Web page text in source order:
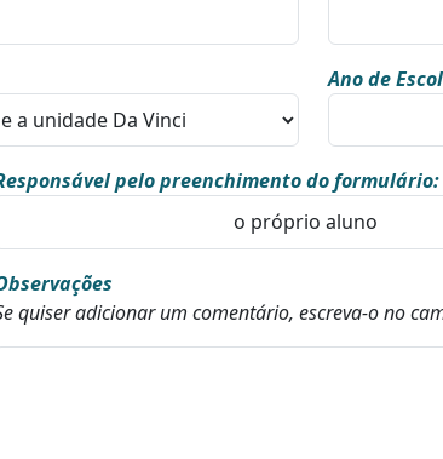
Ano de
pelo preenchimento do formulário:
quiser adicionar um comentário, escreva-o no